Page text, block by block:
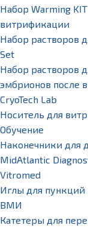
Набор Warming
витрификации
Набор растворов
Set
Набор растворов
эмбрионов после
CryoTech Lab
Носитель для
Обучение
Наконечники для
MidAtlantic
Vitromed
Иглы для пункций
ВМИ
Катетеры для